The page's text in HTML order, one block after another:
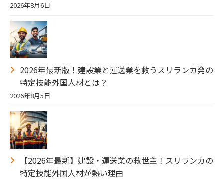
2026年8月6日
2026年最新版！建設業と運送業を救うスリランカ発の
特定技能外国人材とは？
2026年8月5日
【2026年最新】建設・運送業の救世主！スリランカの
特定技能外国人材が熱い理由